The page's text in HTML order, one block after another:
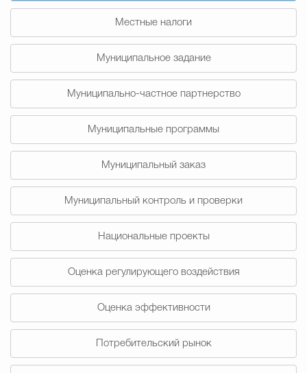
Счётная палата Городского
Избирательная
Гостям Городского
Градостроительство и
Государственные организации
Местные налоги
Муниципальное задание
Муниципально-частное партнерство
Муниципальные программы
Муниципальный заказ
Муниципальный контроль и проверки
Национальные проекты
Оценка регулирующего воздействия
Оценка эффективности
Потребительский рынок